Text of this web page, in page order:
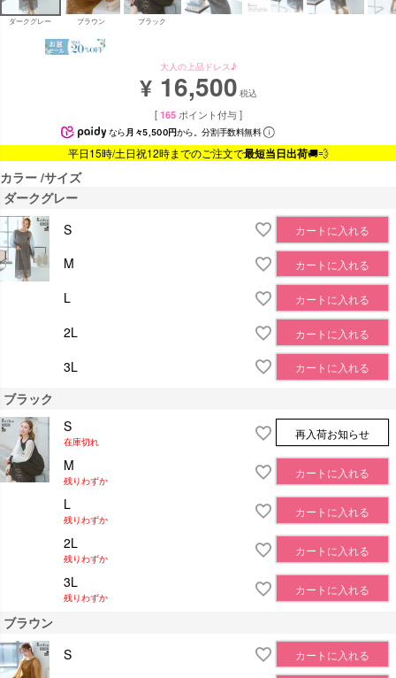
ダークグレー ブラウン ブラック
大人の上品ドレス♪
¥ 16,500 税込
[ 165 ポイント付与 ]
なら 月々5,500円から。分割手数料無料
平日15時/土日祝12時までのご注文で最短当日出荷🚚💨
カラー サイズ
ダークグレー
S
カートに入れる
M カートに入れる
L カートに入れる
2L カートに入れる
3L カートに入れる
ブラック
S
在庫切れ
再入荷お知らせ
M
残りわずか
カートに入れる
L
残りわずか
カートに入れる
2L
残りわずか
カートに入れる
3L
残りわずか
カートに入れる
ブラウン
S
カートに入れる